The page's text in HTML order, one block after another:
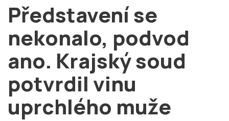
# Brno
# volby
login PŘIHLÁSIT SE
Zapomněli jste heslo?
Založit nový účet
Představení se
nekonalo, podvod
ano. Krajský soud
potvrdil vinu
uprchlého muže